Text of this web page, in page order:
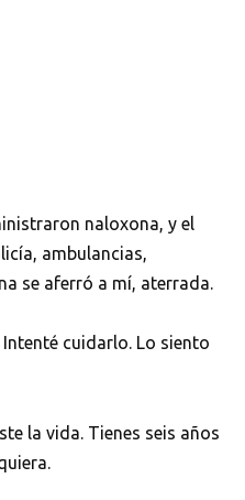
naloxona, y el
ambulancias,
se aferró a mí, aterrada.
cuidarlo. Lo siento
la vida. Tienes seis años